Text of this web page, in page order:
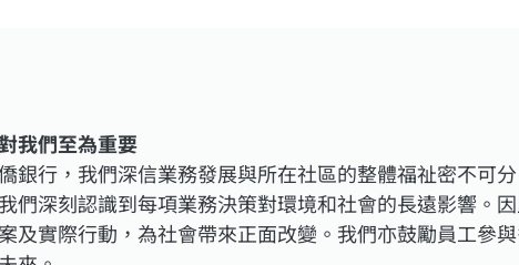
我們至為重要
銀行，我們深信業務發展與所在社區的整體福祉密不可
們深刻認識到每項業務決策對環境和社會的長遠影響。
及實際行動，為社會帶來正面改變。我們亦鼓勵員工參